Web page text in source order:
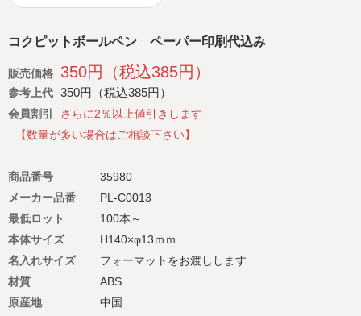
コクピットボールペン ペーパー印刷代込み
販売価格 350円（税込385円）
参考上代 350円（税込385円）
会員割引
さらに2％以上値引きします
【数量が多い場合はご相談下さい】
商品番号
35980
メーカー品番
PL-C0013
最低ロット
100本～
本体サイズ
H140×φ13ｍｍ
名入れサイズ
フォーマットをお渡しします
材質
ABS
原産地
中国